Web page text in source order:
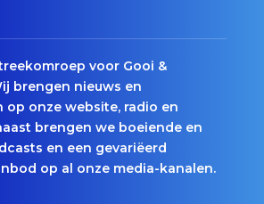
voor Gooi &
brengen nieuws en
onze website, radio en
brengen we boeiende en
en een gevariëerd
op al onze media-kanalen.